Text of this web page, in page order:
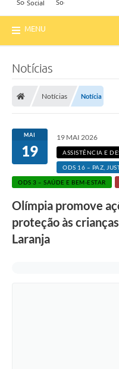
MENU
Notícias
Notícias Notícia
MAI
19
19 MAI 2026
ASSISTÊNCIA E
ODS 16 – PAZ,
ODS 3 – SAÚDE E BEM-ESTAR
Olímpia promove
proteção às
Laranja